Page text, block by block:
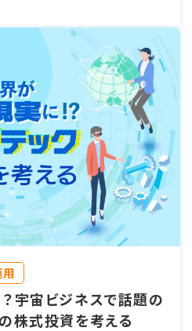
宇宙ビジネスで話題の
の株式投資を考える